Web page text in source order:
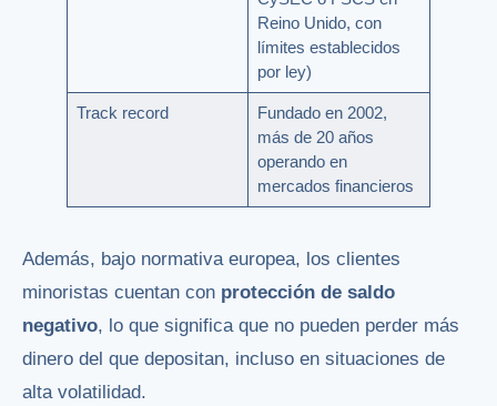
Reino Unido, con
límites establecidos
por ley)
Track record
Fundado en 2002,
más de 20 años
operando en
mercados financieros
Además, bajo normativa europea, los clientes
minoristas cuentan con protección de saldo
negativo, lo que significa que no pueden perder más
dinero del que depositan, incluso en situaciones de
alta volatilidad.